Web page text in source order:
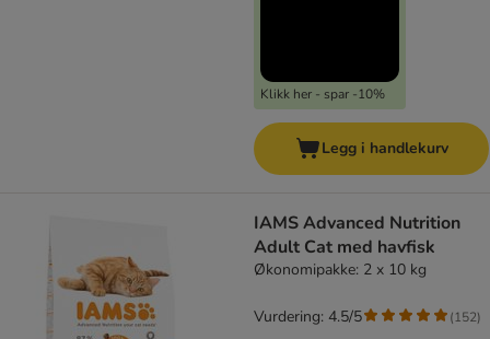
Klikk her - spar -10%
Legg i handlekurv
IAMS Advanced Nutrition
Adult Cat med havfisk
Økonomipakke: 2 x 10 kg
Vurdering: 4.5/5 (152)